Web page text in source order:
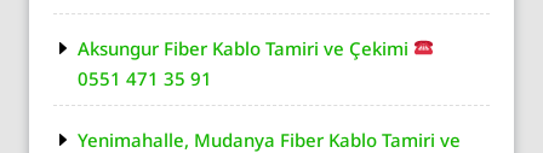
Aksungur Fiber Kablo Tamiri ve Çekimi
0551 471 35 91
Yenimahalle, Mudanya Fiber Kablo Tamiri ve